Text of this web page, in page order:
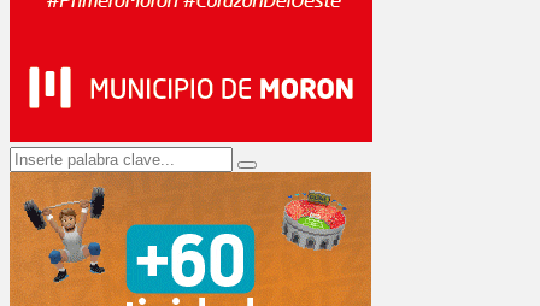
Search
for:
Search